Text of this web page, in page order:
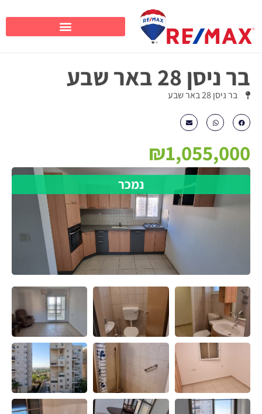
בר ניסן 28 באר שבע
בר ניסן 28 באר שבע
₪1,055,000
נמכר